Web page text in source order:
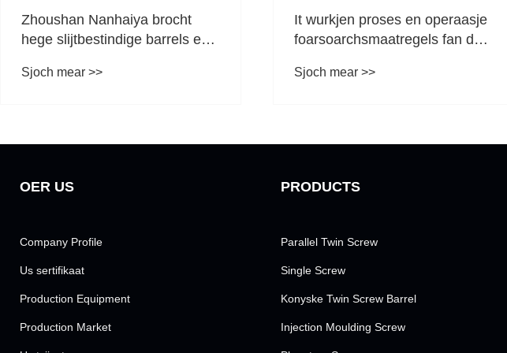
Zhoushan Nanhaiya brocht
hege slijtbestindige barrels en
Tashkent Rubber and Plastics
Sjoch mear >>
It wurkjen proses en operaasje
foarsoarchsmaatregels fan de
Sjoch mear >>
OER US
Company Profile
Us sertifikaat
Production Equipment
Production Market
PRODUCTS
Parallel Twin Screw
Single Screw
Konyske Twin Screw Barrel
Injection Moulding Screw